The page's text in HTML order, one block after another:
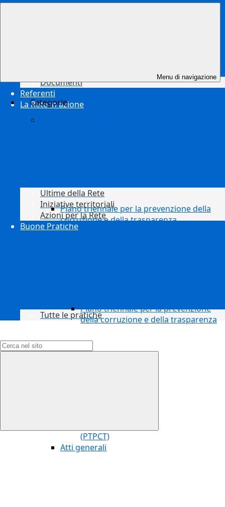
Documenti
Referenti
La Rete in azione
Ultime della Rete
Iniziative territoriali
Azioni per la Rete
Buone Pratiche
Tutte le pratiche
Menu di navigazione
Categorie
Piano triennale per la prevenzione della
corruzione e della trasparenza
Piano triennale per la prevenzione
della corruzione e della trasparenza
(PTPCT)
Atti generali